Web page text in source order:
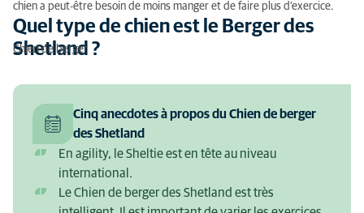
chien a peut-être besoin de moins manger et de faire plus d’exercice.
Quel type de chien est le Berger des
Shetland ?
Chien de berger
Cinq anecdotes à propos du Chien de berger
des Shetland
En agility, le Sheltie est en tête au niveau
international.
Le Chien de berger des Shetland est très